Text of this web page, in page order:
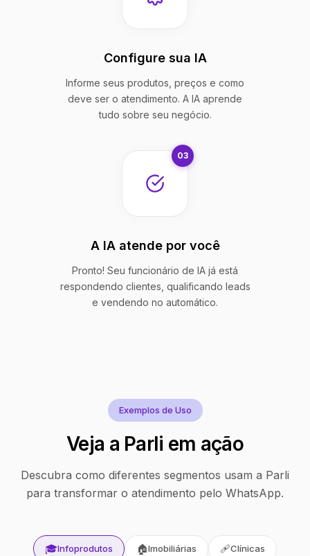
Configure sua IA
Informe seus produtos, preços e como
deve ser o atendimento. A IA aprende
tudo sobre seu negócio.
03
A IA atende por você
Pronto! Seu funcionário de IA já está
respondendo clientes, qualificando leads
e vendendo no automático.
Exemplos de Uso
Veja a Parli em ação
Descubra como diferentes segmentos usam a Parli
para transformar o atendimento pelo WhatsApp.
🎓Infoprodutos 🏠Imobiliárias 🩹Clínicas